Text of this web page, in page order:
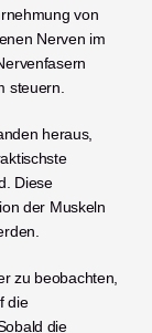
von
Nerven im
steuern.
heraus,
Diese
der Muskeln
zu beobachten,
die
die